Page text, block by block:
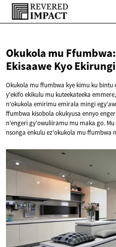
Okukola mu
Ekisaawe Kyo
Okukola mu ffumbwa kye kimu ku bintu
y'ekifo ekikulu mu kuteekateeka
n'okukola emirimu emirala mingi
ffumbwa kisobola okukyusa ennyo
n'engeri gy'owuliiramu mu maka go.
nsonga enkulu ez'okukola mu ffumbwa